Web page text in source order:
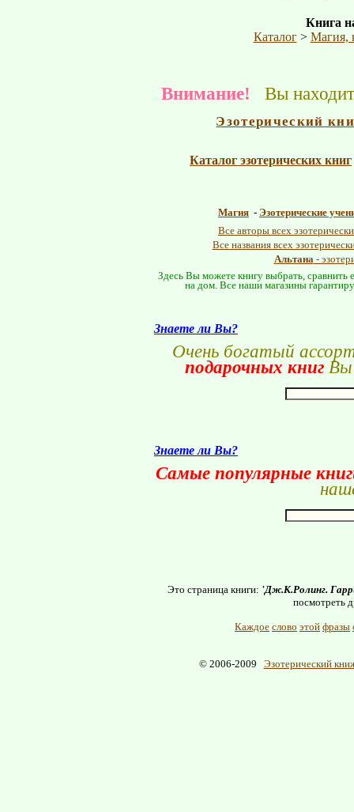
Книга
Каталог> Магия,
Внимание! Вы
Эзотерический
Каталог эзотерических книг
Магия - Эзотерические
Все авторы всех
Все названия всех
Альтана-
Здесь Вы можете книгу выбрать, сравнить
на дом. Все наши магазины
Знаете ли Вы?
Очень богатый
подарочных книгВы
Знаете ли Вы?
Самые популярные
Это страница книги: 'Дж.К.Ролинг.
посмотреть
Каждое слово этой фразы
© 2006-2009 Эзотерический